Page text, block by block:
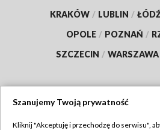
KRAKÓW / LUBLIN /
OPOLE / POZNAŃ /
SZCZECIN / WARSZAWA
Szanujemy Twoją prywatność
Kliknij "Akceptuję i przechodzę do serwisu",